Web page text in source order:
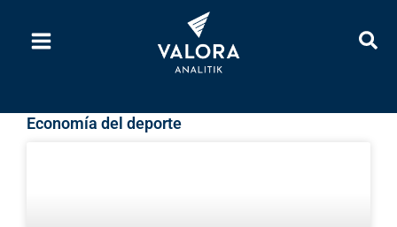
Economía del deporte